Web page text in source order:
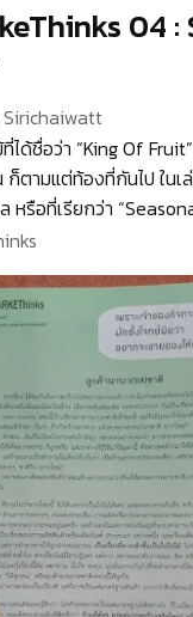
04 :
Sirichaiwatt
ได้ชื่อว่า “King Of
ก็ตามแต่ท้องที่กันไป ใน
อที่เรียกว่า